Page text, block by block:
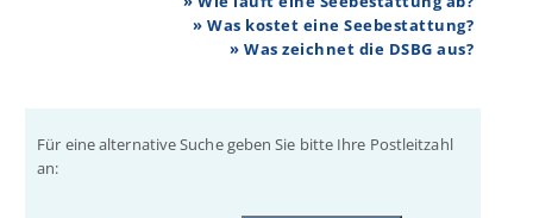
» Was kostet eine Seebestattung?
» Was zeichnet die DSBG aus?
Für eine alternative Suche geben Sie bitte Ihre Postleitzahl
an: